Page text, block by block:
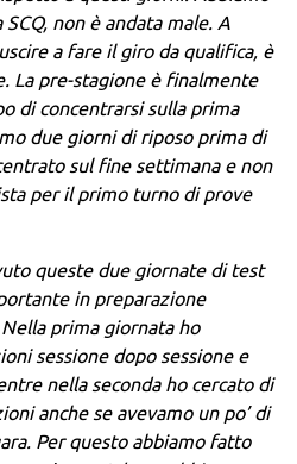
non è andata male. A
a fare il giro da qualifica, è
La pre-stagione è finalmente
di concentrarsi sulla prima
due giorni di riposo prima di
sul fine settimana e non
per il primo turno di prove
queste due giornate di test
in preparazione
prima giornata ho
sessione dopo sessione e
nella seconda ho cercato di
anche se avevamo un po’ di
Per questo abbiamo fatto